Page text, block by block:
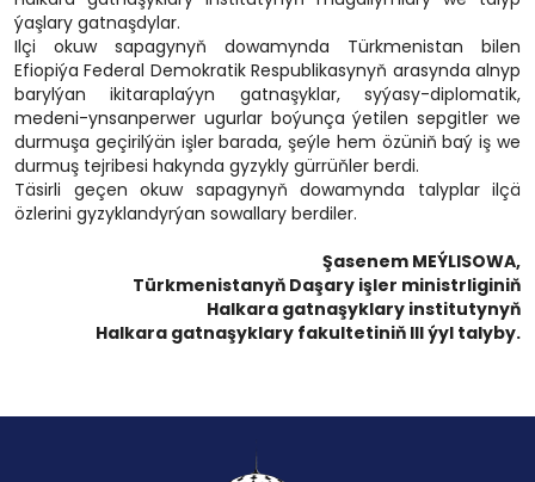
ýaşlary gatnaşdylar.
Ilçi okuw sapagynyň dowamynda Türkmenistan bilen
Efiopiýa Federal Demokratik Respublikasynyň arasynda alnyp
barylýan ikitaraplaýyn gatnaşyklar, syýasy-diplomatik,
medeni-ynsanperwer ugurlar boýunça ýetilen sepgitler we
durmuşa geçirilýän işler barada, şeýle hem özüniň baý iş we
durmuş tejribesi hakynda gyzykly gürrüňler berdi.
Täsirli geçen okuw sapagynyň dowamynda talyplar ilçä
özlerini gyzyklandyrýan sowallary berdiler.
Şasenem MEÝLISOWA,
Türkmenistanyň Daşary işler ministrliginiň
Halkara gatnaşyklary institutynyň
Halkara gatnaşyklary fakultetiniň III ýyl talyby.